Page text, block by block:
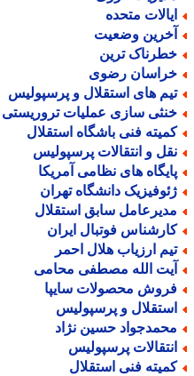
متحده
وضعیت
ترین
رضوی
های استقلال و پرسپولیس
سازی عملیات تروریستی
فنی باشگاه استقلال
و انتقالات پرسپولیس
های نظامی آمریکا
دانشگاه تهران
سابق استقلال
فوتبال ایران
ارزیاب هلال احمر
الله مصطفی محامی
محصولات سایپا
و پرسپولیس
حسین نژاد
پرسپولیس
فنی استقلال